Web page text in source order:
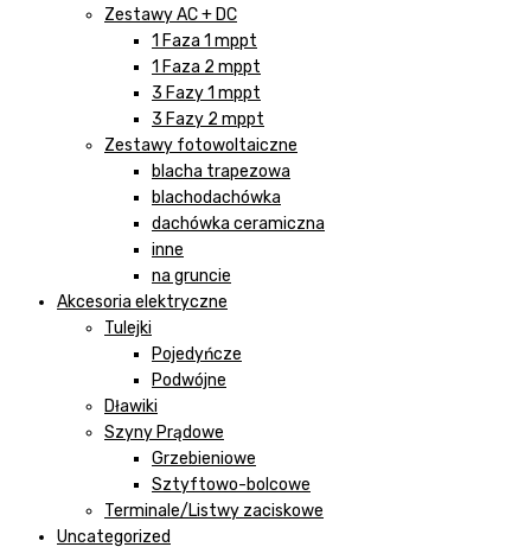
Zestawy AC + DC
1 Faza 1 mppt
1 Faza 2 mppt
3 Fazy 1 mppt
3 Fazy 2 mppt
Zestawy fotowoltaiczne
blacha trapezowa
blachodachówka
dachówka ceramiczna
inne
na gruncie
Akcesoria elektryczne
Tulejki
Pojedyńcze
Podwójne
Dławiki
Szyny Prądowe
Grzebieniowe
Sztyftowo-bolcowe
Terminale/Listwy zaciskowe
Uncategorized